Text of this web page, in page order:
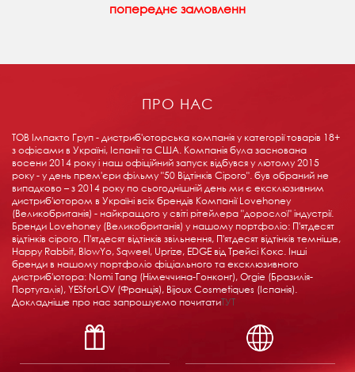
попереднє замовленн
ПРО НАС
ТОВ Імпакто Груп - дистриб'юторська компанія у категорії товарів 18+ ​​
з офісами в Україні, Іспанії та США. Компанія була заснована
восени 2014 року і наш офіційний запуск відбувся у лютому 2015
року - у день прем'єри фільму "50 Відтінків Сірого". був обраний не
випадково – з 2014 року по сьогоднішній день ми є ексклюзивним
дистриб'ютором в Україні всіх брендів Компанії Lovehoney
(Великобританія) - найкращого у світі рітейлера "дорослої" індустрії.
Бренди Lovehoney (Великобританія) у нашому портфоліо: П'ятдесят
відтінків сірого, П'ятдесят відтінків звільнення, П'ятдесят відтінків темніше,
Happy Rabbit, BlowYo, Sqweel, Uprize, EDGE від Трейсі Кокс. Інші
бренди в нашому портфоліо фіціального та ексклюзивного
дистриб'ютора: Nomi Tang (Німеччина-Гонконг), Orgie (Бразилія-
Португалія), YESforLOV (Франція), Bijoux Cosmetiques (Іспанія).
Докладніше про нас запрошуємо почитатиТУТ